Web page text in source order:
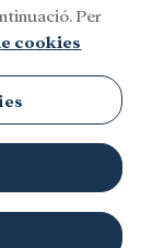
Per
cookies